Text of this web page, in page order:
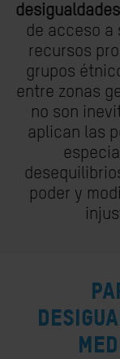
de acceso a
recursos
grupos
entre zonas
no son
aplican las
poder y